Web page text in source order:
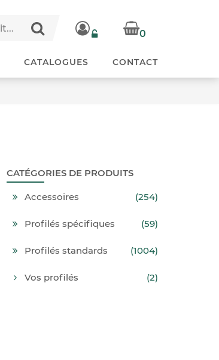
0
CATALOGUES CONTACT
CATÉGORIES DE PRODUITS
Accessoires (254)
Profilés spécifiques (59)
Profilés standards (1004)
Vos profilés (2)